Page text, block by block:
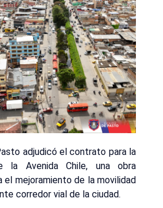
adjudicó el contrato para la
la Avenida Chile, una obra
mejoramiento de la movilidad
corredor vial de la ciudad.